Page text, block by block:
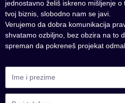
jednostavno želiš iskreno mišljenje
tvoj biznis, slobodno nam se javi.
Verujemo da dobra komunikacija
shvatamo ozbiljno, bez obzira na to
spreman da pokreneš projekat